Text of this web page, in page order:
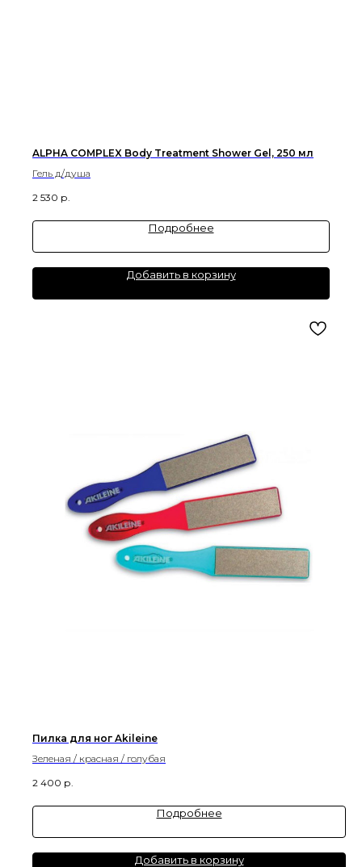
ALPHA COMPLEX Body Treatment Shower Gel, 250 мл
Гель д/душа
2 530 р.
Подробнее
Добавить в корзину
Пилка для ног Akileine
Зеленая / красная / голубая
2 400 р.
Подробнее
Добавить в корзину